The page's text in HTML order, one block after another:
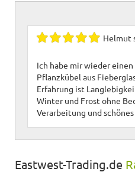
Helmut
Ich habe mir wieder
Pflanzkübel aus
Erfahrung ist
Winter und Frost ohne
Verarbeitung und
Eastwest-Trading.de